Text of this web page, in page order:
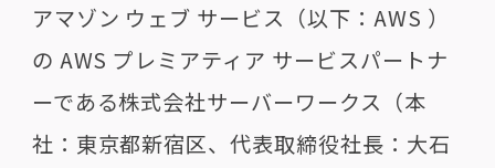
アマゾン ウェブ サービス（以下：AWS ）
の AWS プレミアティア サービスパートナ
ーである株式会社サーバーワークス（本
社：東京都新宿区、代表取締役社長：大石